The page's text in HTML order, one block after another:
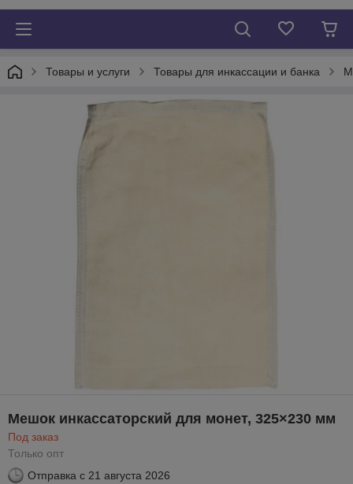
Товары и услуги Товары для инкассации и банка
Мешок инкассаторский для монет, 325×230 мм
Под заказ
Только опт
Отправка с 21 августа 2026